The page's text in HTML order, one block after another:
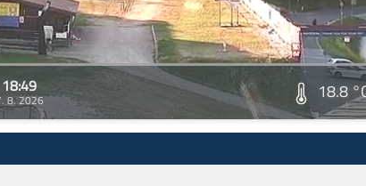
18:49
8. 2026 18.8